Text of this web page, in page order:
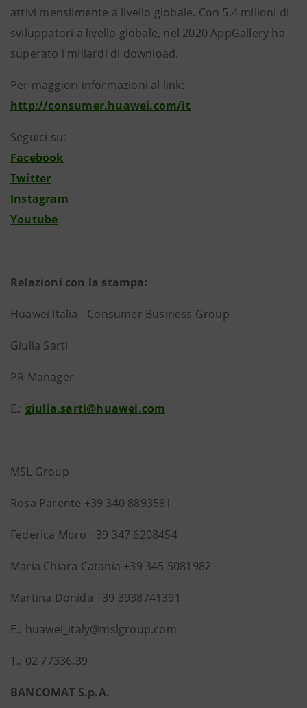
attivi mensilmente a livello globale. Con 5.4 milioni di
sviluppatori a livello globale, nel 2020 AppGallery ha
superato i miliardi di download.
Per maggiori informazioni al link:
http://consumer.huawei.com/it
Seguici su:
Facebook
Twitter
Instagram
Youtube
Relazioni con la stampa:
Huawei Italia - Consumer Business Group
Giulia Sarti
PR Manager
E.: giulia.sarti@huawei.com
MSL Group
Rosa Parente +39 340 8893581
Federica Moro +39 347 6208454
Maria Chiara Catania +39 345 5081982
Martina Donida +39 3938741391
E.: huawei_italy@mslgroup.com
T.: 02 77336.39
BANCOMAT S.p.A.